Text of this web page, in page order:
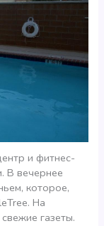
и фитнес-
В вечернее
которое,
На
газеты.